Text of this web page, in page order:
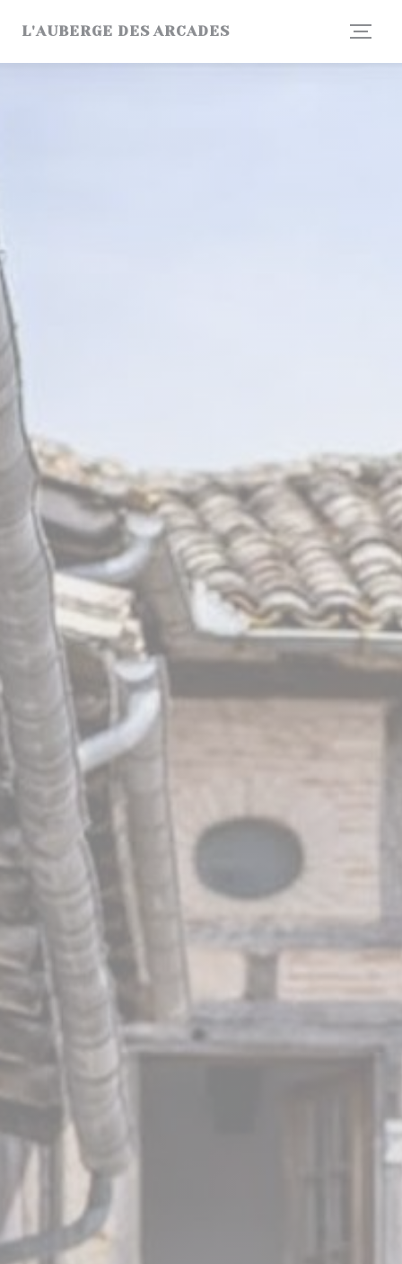
L'AUBERGE DES ARCADES